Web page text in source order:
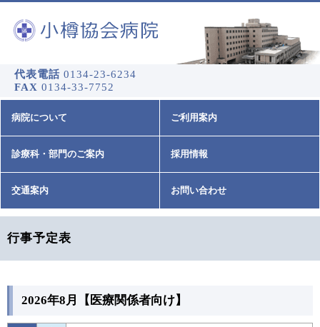
代表電話 0134-23-6234
FAX 0134-33-7752
病院について ご利用案内
診療科・部門のご案内 採用情報
交通案内 お問い合わせ
行事予定表
2026年8月【医療関係者向け】